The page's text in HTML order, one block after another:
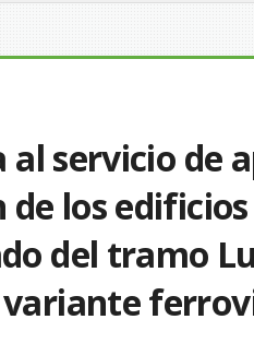
servicio de
de los edificios
del tramo